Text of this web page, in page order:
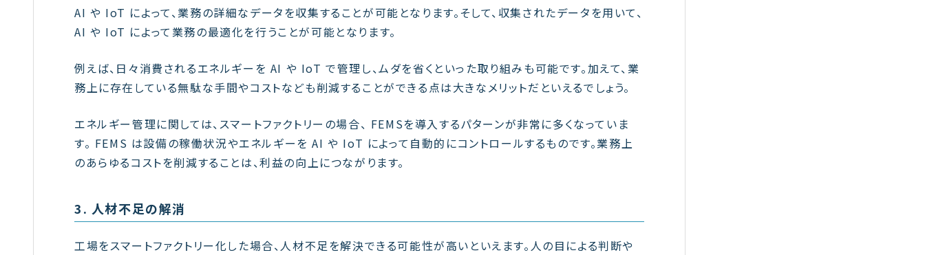
AI や IoT によって、業務の詳細なデータを収集することが可能となります。そして、収集されたデータを用いて、
AI や IoT によって業務の最適化を行うことが可能となります。
例えば、日々消費されるエネルギーを AI や IoT で管理し、ムダを省くといった取り組みも可能です。加えて、業
務上に存在している無駄な手間やコストなども削減することができる点は大きなメリットだといえるでしょう。
エネルギー管理に関しては、スマートファクトリーの場合、 FEMSを導入するパターンが非常に多くなっていま
す。 FEMS は設備の稼働状況やエネルギーを AI や IoT によって自動的にコントロールするものです。業務上
のあらゆるコストを削減することは、利益の向上につながります。
3. 人材不足の解消
工場をスマートファクトリー化した場合、人材不足を解決できる可能性が高いといえます。人の目による判断や